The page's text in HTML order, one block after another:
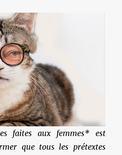
faites aux femmes* est
que tous les prétextes